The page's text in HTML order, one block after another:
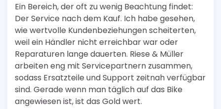
Ein Bereich, der oft zu wenig Beachtung findet:
Der Service nach dem Kauf. Ich habe gesehen,
wie wertvolle Kundenbeziehungen scheiterten,
weil ein Händler nicht erreichbar war oder
Reparaturen lange dauerten. Riese & Müller
arbeiten eng mit Servicepartnern zusammen,
sodass Ersatzteile und Support zeitnah verfügbar
sind. Gerade wenn man täglich auf das Bike
angewiesen ist, ist das Gold wert.